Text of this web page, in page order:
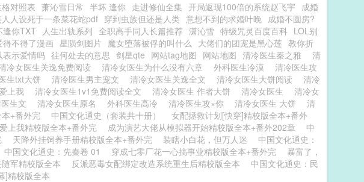
对照表 萧沁雪日常 半坏 逢你 走进修仙全集 开局返现100倍的系统赵飞宇 成婚
人设死于一条菜花蛇pdf 穿到虫族但还是人类 意想不到的求婚叶晚 成婚不圆房?
逢你TXT 人生出轨系列 全职高手同人长篇推荐 潇沁雪 特级咒灵百度百科 LOL别
不得了漫画 星陨剑图片 魔女堕落被俘的叫什么 大佬们的团宠是黑心莲 教你折
表示爱情吗 往何处去的意思 剑星qte 网站tag地图 网站地图 清冷医生秦之雅
清
冷女医生关逸免费阅读 清冷女医生为什么没有六章 外科医生冷漠
清冷医生攻
生txt大饼 清冷医生男主宠文 清冷女医生关逸全文 清冷女医生大饼阅读
清冷
上我 清冷女医生1v1免费阅读全文 清冷女医生 作者大饼 清冷女医生
清冷女
生文 清冷女医生原名 外科医生高冷 清冷医生攻×你 清冷女医生 大饼
清
+番外完 中国文化通史（套装共十册）
女配拯救计划[快穿]精校版全本+番外
上我精校版全本+番外完 成为演艺大佬从模拟器开始精校版全本+番外202章
中
天降外挂饲养手册精校版全本+番外完 装瞎小白花，但万人迷
中国文化通史：
中国文化通史：先秦卷 01 穿成七零厂花一心搞事业精校版全本+番外完
暴富了，
军精校版全本 反派恶毒女配绑定改造系统重生后精校版全本
中国文化通史：民
]精校版全本